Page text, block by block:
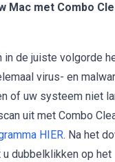
Mac met Combo
in de juiste volgorde
virus- en
of uw systeem niet
uit met Combo
HIER. Na het
dubbelklikken op het